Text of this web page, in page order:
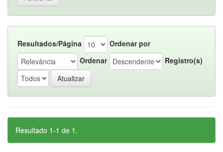
Resultados/Página
Ordenar por
Ordenar
Registro(s)
Resultado 1-1 de 1.